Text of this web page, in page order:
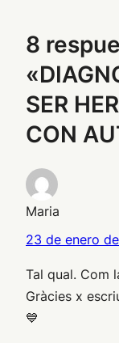
8
SER
CON
Maria
23 de enero
Tal qual. Com
Gràcies x
💙